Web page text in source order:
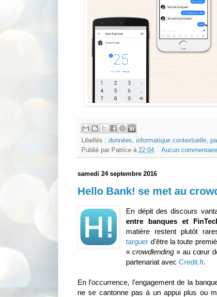
Libellés : données, informatique contextuelle,
Publié par Patrice à 22:04 Aucun
samedi 24 septembre 2016
Hello Bank! se met au
En dépit des discours
entre banques et
matière restent plutôt
targuer d'être la toute
«crowdlending » au cœur
partenariat avecCredit.fr.
En l'occurrence, l'engagement de la
ne se cantonne pas à un appui plus ou